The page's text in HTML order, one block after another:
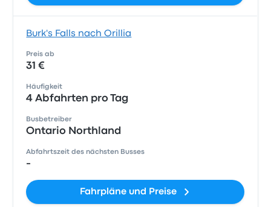
Burk's Falls nach Orillia
Preis ab
31 €
Häufigkeit
4 Abfahrten pro Tag
Busbetreiber
Ontario Northland
Abfahrtszeit des nächsten Busses
-
Fahrpläne und Preise